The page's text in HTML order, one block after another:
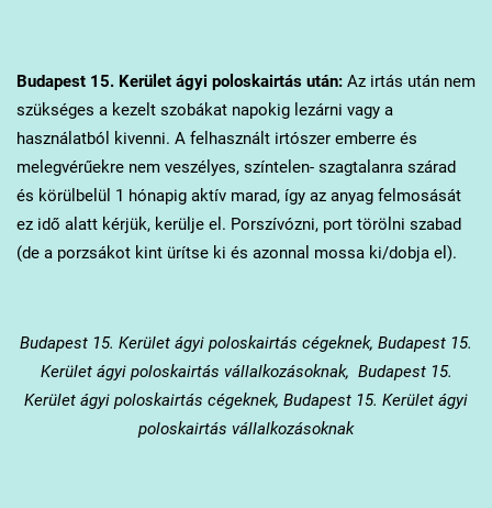
Budapest 15. Kerületágyi poloskairtás után:Az irtás után nem
szükséges a kezelt szobákat napokig lezárni vagy a
használatból kivenni. A felhasznált irtószer emberre és
melegvérűekre nem veszélyes, színtelen- szagtalanra szárad
és körülbelül 1 hónapig aktív marad, így az anyag felmosását
ez idő alatt kérjük, kerülje el. Porszívózni, port törölni szabad
(de a porzsákot kint ürítse ki és azonnal mossa ki/dobja el).
Budapest 15. Kerület ágyi poloskairtás cégeknek, Budapest 15.
Kerület ágyi poloskairtás vállalkozásoknak, Budapest 15.
Kerület ágyi poloskairtás cégeknek, Budapest 15. Kerület ágyi
poloskairtás vállalkozásoknak